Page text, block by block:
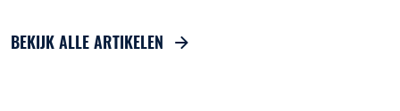
BEKIJK ALLE ARTIKELEN